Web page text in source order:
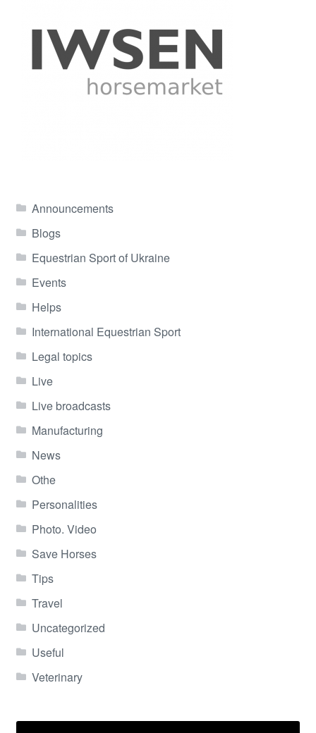
Announcements
Blogs
Equestrian Sport of Ukraine
Events
Helps
International Equestrian Sport
Legal topics
Live
Live broadcasts
Manufacturing
News
Othe
Personalities
Photo. Video
Save Horses
Tips
Travel
Uncategorized
Useful
Veterinary